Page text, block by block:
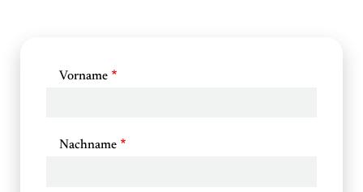
Vorname
Nachname